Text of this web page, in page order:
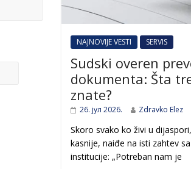
NAJNOVIJE VESTI SERVIS
Sudski overen
dokumenta: Šta
znate?
26. јул 2026. Zdravko Elez
Skoro svako ko živi u
kasnije, naiđe na isti zahtev
institucije: „Potreban nam je